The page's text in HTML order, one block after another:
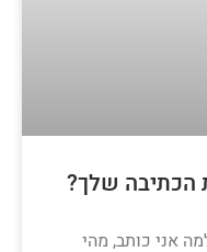
שלך?
אני כותב, מהי